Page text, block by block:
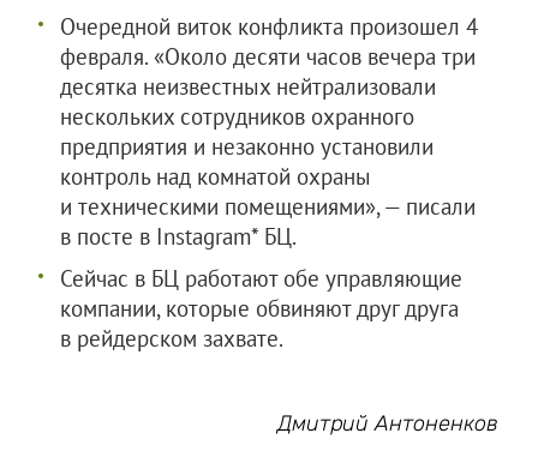
Очередной виток конфликта произошел 4
февраля. «Около десяти часов вечера три
десятка неизвестных нейтрализовали
нескольких сотрудников охранного
предприятия и незаконно установили
контроль над комнатой охраны
и техническими помещениями», — писали
в посте в Instagram* БЦ.
Сейчас в БЦ работают обе управляющие
компании, которые обвиняют друг друга
в рейдерском захвате.
Дмитрий Антоненков